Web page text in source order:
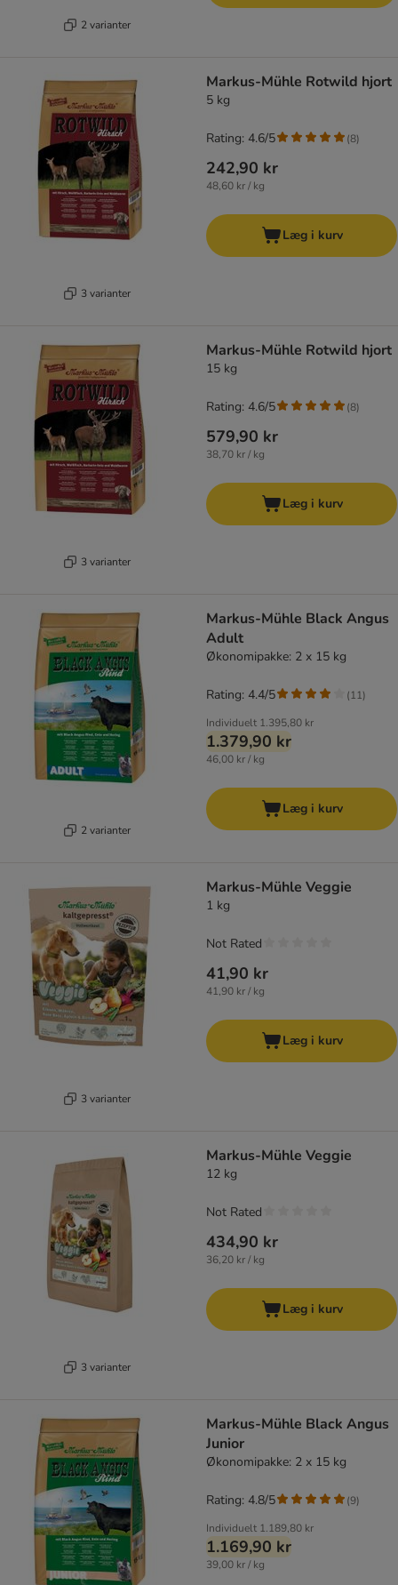
2 varianter
3 varianter
Markus-Mühle Rotwild hjort
5 kg
242,90 kr
48,60 kr / kg
Rating: 4.6/5 (8)
Læg i kurv
3 varianter
Markus-Mühle Rotwild hjort
15 kg
579,90 kr
38,70 kr / kg
Rating: 4.6/5 (8)
Læg i kurv
2 varianter
Markus-Mühle Black Angus
Adult
Økonomipakke: 2 x 15 kg
Individuelt 1.395,80 kr
1.379,90 kr
46,00 kr / kg
Rating: 4.4/5 (11)
Læg i kurv
3 varianter
Markus-Mühle Veggie
1 kg
41,90 kr
41,90 kr / kg
Not Rated
Læg i kurv
3 varianter
Markus-Mühle Veggie
12 kg
434,90 kr
36,20 kr / kg
Not Rated
Læg i kurv
Markus-Mühle Black Angus
Junior
Økonomipakke: 2 x 15 kg
Individuelt 1.189,80 kr
1.169,90 kr
39,00 kr / kg
Rating: 4.8/5 (9)